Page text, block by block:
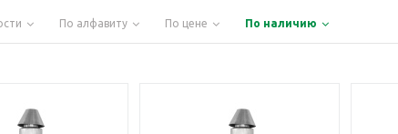
По алфавиту По цене По наличию